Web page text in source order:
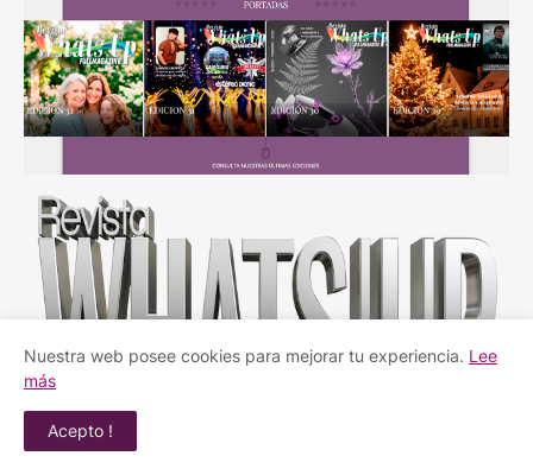
Nuestra web posee cookies para mejorar tu experiencia. Lee
más
Acepto !